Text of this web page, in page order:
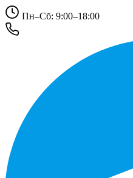
Пн–Сб: 9:00–18:00